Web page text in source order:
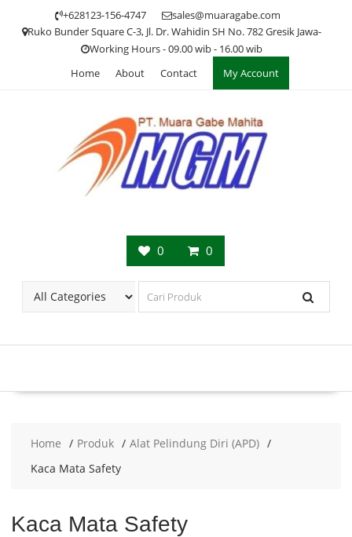
+628123-156-4747
sales@muaragabe.com
Ruko Bunder Square C-3, Jl. Dr. Wahidin SH No. 782 Gresik Jawa-
Working Hours - 09.00 wib - 16.00 wib
Home
About Contact My Account
0 0
Home Produk
Alat Pelindung Diri (APD)
Kaca Mata Safety
Kaca Mata Safety